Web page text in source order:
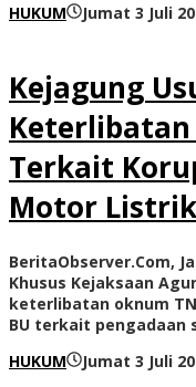
HUKUM
Jumat 3 Juli
Kejagung
Keterlibatan
Terkait
Motor Listrik
BeritaObserver.Com,
Khusus Kejaksaan
keterlibatan oknum
BU terkait pengadaan
HUKUM
Jumat 3 Juli